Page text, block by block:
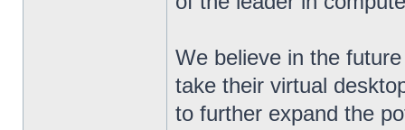
We believe in the
take their virtual
to further expand the